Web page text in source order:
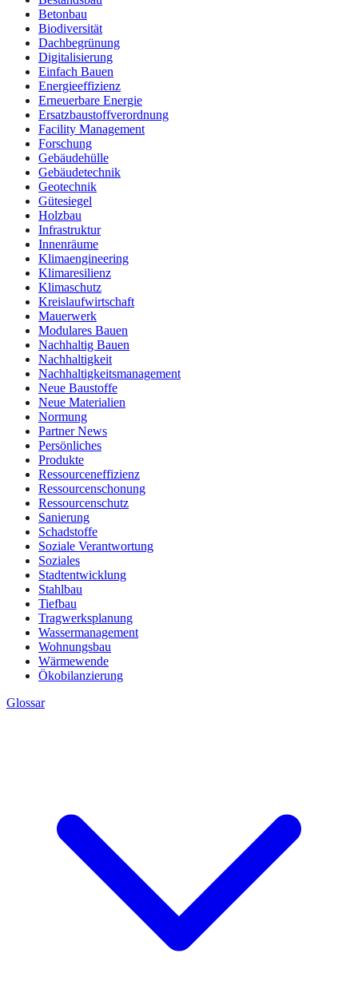
Betonbau
Biodiversität
Dachbegrünung
Digitalisierung
Einfach Bauen
Energieeffizienz
Erneuerbare Energie
Ersatzbaustoffverordnung
Facility Management
Forschung
Gebäudehülle
Gebäudetechnik
Geotechnik
Gütesiegel
Holzbau
Infrastruktur
Innenräume
Klimaengineering
Klimaresilienz
Klimaschutz
Kreislaufwirtschaft
Mauerwerk
Modulares Bauen
Nachhaltig Bauen
Nachhaltigkeit
Nachhaltigkeitsmanagement
Neue Baustoffe
Neue Materialien
Normung
Partner News
Persönliches
Produkte
Ressourceneffizienz
Ressourcenschonung
Ressourcenschutz
Sanierung
Schadstoffe
Soziale Verantwortung
Soziales
Stadtentwicklung
Stahlbau
Tiefbau
Tragwerksplanung
Wassermanagement
Wohnungsbau
Wärmewende
Ökobilanzierung
Glossar